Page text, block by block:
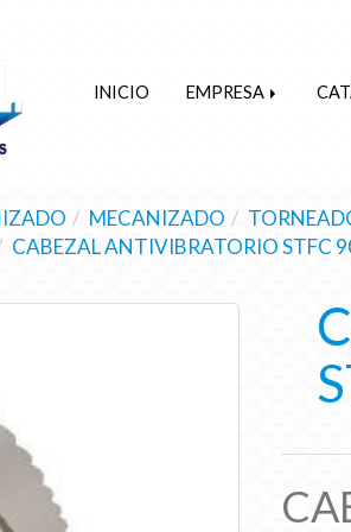
INICIO EMPRESA
MECANIZADO
CABEZAL ANTIVIBRATORIO STFC